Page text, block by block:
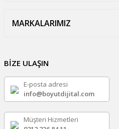
MARKALARIMIZ
BİZE ULAŞIN
E-posta adresi
info@boyutdijital.com
Müşteri Hizmetleri